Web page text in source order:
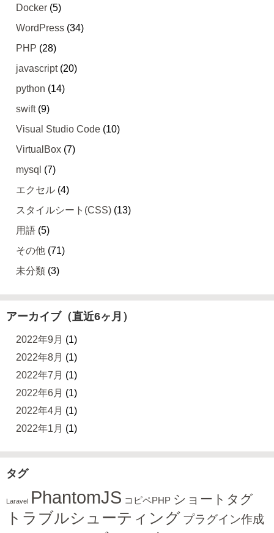
Docker (5)
WordPress (34)
PHP (28)
javascript(20)
python (14)
swift(9)
Visual Studio Code (10)
VirtualBox (7)
mysql (7)
エクセル (4)
スタイルシート(CSS) (13)
用語 (5)
その他 (71)
未分類 (3)
アーカイブ（直近6ヶ月）
2022年9月 (1)
2022年8月 (1)
2022年7月 (1)
2022年6月 (1)
2022年4月 (1)
2022年1月 (1)
タグ
Laravel PhantomJS コピペPHP ショートタグ
トラブルシューティング プラグイン作成